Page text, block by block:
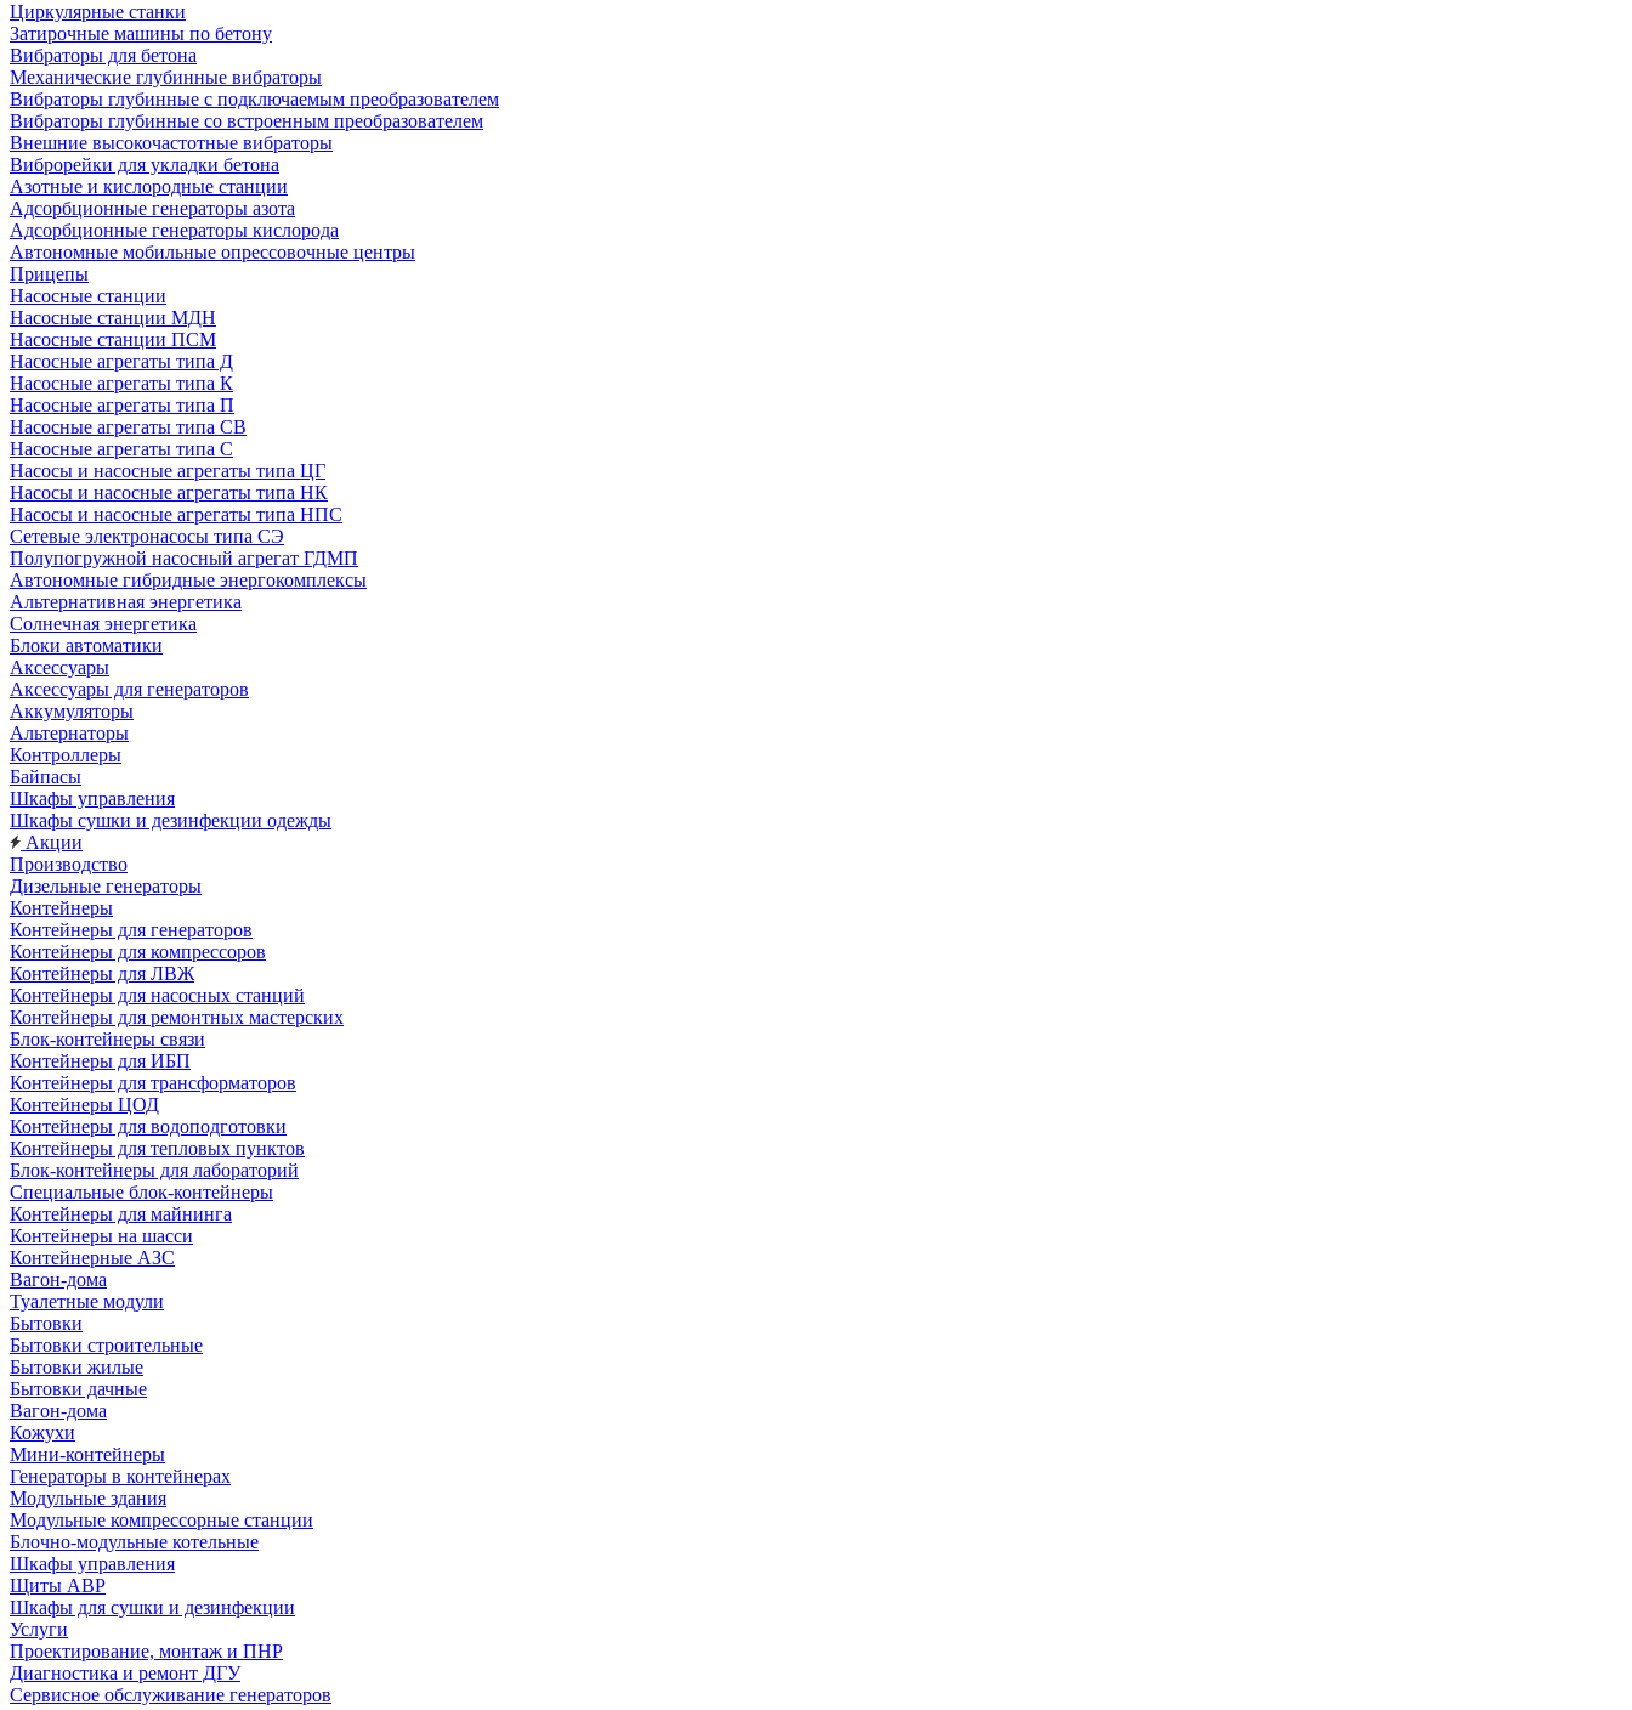
Циркулярные станки
Затирочные машины по бетону
Вибраторы для бетона
Механические глубинные вибраторы
Вибраторы глубинные с подключаемым преобразователем
Вибраторы глубинные со встроенным преобразователем
Внешние высокочастотные вибраторы
Виброрейки для укладки бетона
Азотные и кислородные станции
Адсорбционные генераторы азота
Адсорбционные генераторы кислорода
Автономные мобильные опрессовочные центры
Прицепы
Насосные станции
Насосные станции МДН
Насосные станции ПСМ
Насосные агрегаты типа Д
Насосные агрегаты типа К
Насосные агрегаты типа П
Насосные агрегаты типа СВ
Насосные агрегаты типа С
Насосы и насосные агрегаты типа ЦГ
Насосы и насосные агрегаты типа НК
Насосы и насосные агрегаты типа НПС
Сетевые электронасосы типа СЭ
Полупогружной насосный агрегат ГДМП
Автономные гибридные энергокомплексы
Альтернативная энергетика
Солнечная энергетика
Блоки автоматики
Аксессуары
Аксессуары для генераторов
Аккумуляторы
Альтернаторы
Контроллеры
Байпасы
Шкафы управления
Шкафы сушки и дезинфекции одежды
Акции
Производство
Дизельные генераторы
Контейнеры
Контейнеры для генераторов
Контейнеры для компрессоров
Контейнеры для ЛВЖ
Контейнеры для насосных станций
Контейнеры для ремонтных мастерских
Блок-контейнеры связи
Контейнеры для ИБП
Контейнеры для трансформаторов
Контейнеры ЦОД
Контейнеры для водоподготовки
Контейнеры для тепловых пунктов
Блок-контейнеры для лабораторий
Специальные блок-контейнеры
Контейнеры для майнинга
Контейнеры на шасси
Контейнерные АЗС
Вагон-дома
Туалетные модули
Бытовки
Бытовки строительные
Бытовки жилые
Бытовки дачные
Вагон-дома
Кожухи
Мини-контейнеры
Генераторы в контейнерах
Модульные здания
Модульные компрессорные станции
Блочно-модульные котельные
Шкафы управления
Щиты АВР
Шкафы для сушки и дезинфекции
Услуги
Проектирование, монтаж и ПНР
Диагностика и ремонт ДГУ
Сервисное обслуживание генераторов